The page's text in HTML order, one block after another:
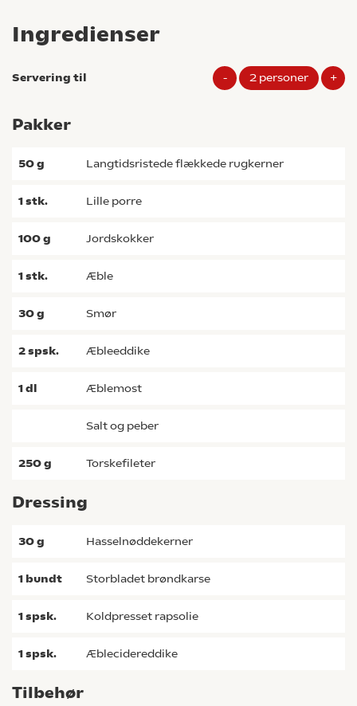
Ingredienser
Servering til - 2 personer +
Pakker
50g langtidsristede flækkede rugkerner
1stk. lille porre
100g jordskokker
1stk. æble
30g smør
2spsk. æbleeddike
1dl æblemost
salt og peber
250g torskefileter
Dressing
30g hasselnøddekerner
1 bundt storbladet brøndkarse
1spsk. koldpresset rapsolie
1spsk. æblecidereddike
Tilbehør